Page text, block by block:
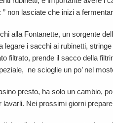
non lasciate che inizi a
alla Fontanette, un sorgente
i sacchi ai rubinetti,
filtrato, prende il sacco della
ne scioglie un po’ nel
presto, ha solo un cambio,
Nei prossimi giorni